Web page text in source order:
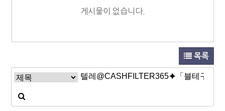
게시물이 없습니다.
목록